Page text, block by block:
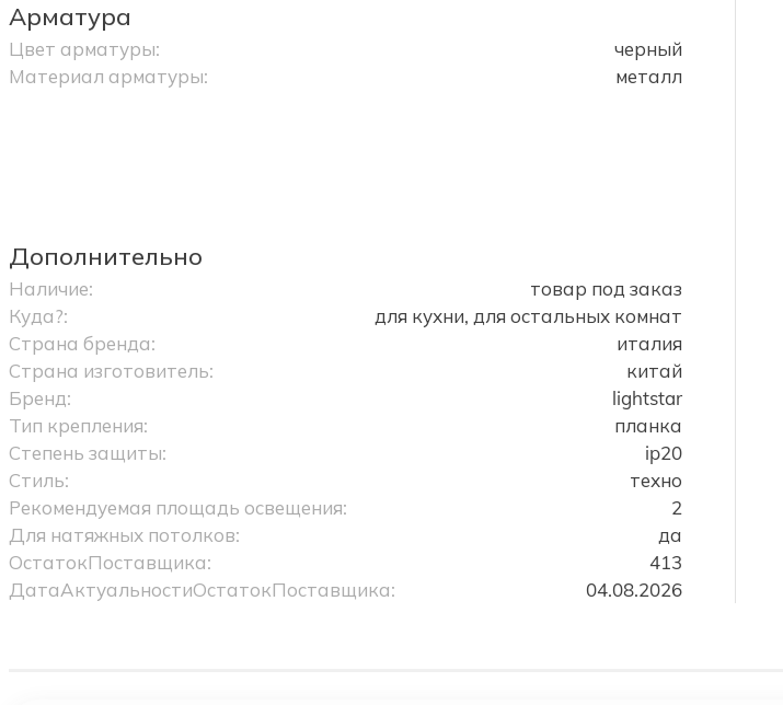
Арматура
Цвет арматуры:
черный
Материал арматуры:
металл
Дополнительно
Наличие:
товар под заказ
Куда?:
для кухни, для остальных комнат
Страна бренда:
италия
Страна изготовитель:
китай
Бренд:
lightstar
Тип крепления:
планка
Степень защиты:
ip20
Стиль:
техно
Рекомендуемая площадь освещения:
2
Для натяжных потолков:
да
ОстатокПоставщика:
413
ДатаАктуальностиОстатокПоставщика:
04.08.2026